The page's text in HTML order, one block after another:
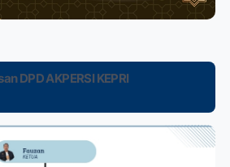
DPD AKPERSI KEPRI